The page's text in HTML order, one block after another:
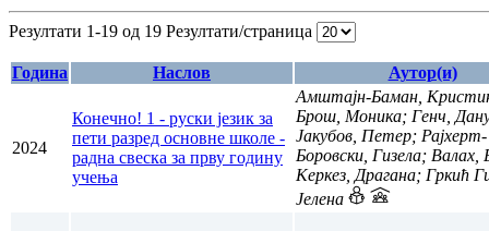
Резултати 1-19 од 19 Резултати/страница
Година Наслов Аутор(и)
2024
Конечно! 1 - руски језик за
пети разред основне школе -
радна свеска за прву годину
учења
Амштајн-Баман,
Брош, Моника; Генч,
Јакубов, Петер; Рајхерт-
Боровски, Гизела; Валах,
Керкез, Драгана; Гркић
Јелена